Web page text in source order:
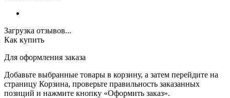
Загрузка отзывов...
Как купить
Для оформления заказа
Добавьте выбранные товары в корзину, а затем перейдите на
страницу Корзина, проверьте правильность заказанных
позиций и нажмите кнопку «Оформить заказ».